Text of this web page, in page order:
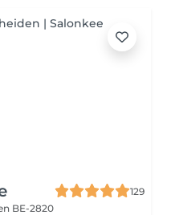
129
BE-2820